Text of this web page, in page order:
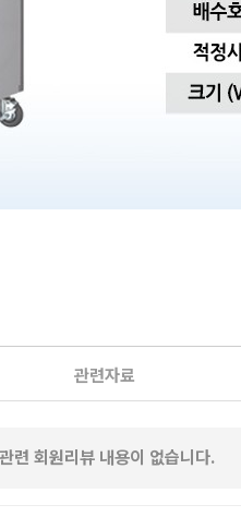
관련자료
관련 회원리뷰 내용이 없습니다.